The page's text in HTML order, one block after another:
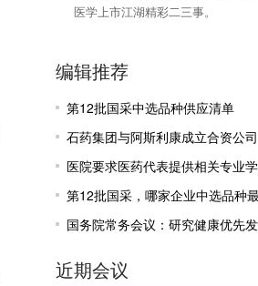
医学上市江湖精彩二三事。
编辑推荐
第12批国采中选品种供应清单
石药集团与阿斯利康成立合资公
万美元里程碑付款
医院要求医药代表提供相关专业
第12批国采，哪家企业中选品种
国务院常务会议：研究健康优先
近期会议